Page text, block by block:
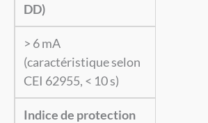
DD)
> 6 mA
(caractéristique selon
CEI 62955, < 10 s)
Indice de protection